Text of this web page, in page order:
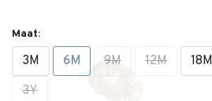
Maat:
3M 6M 9M 12M 18M
3Y